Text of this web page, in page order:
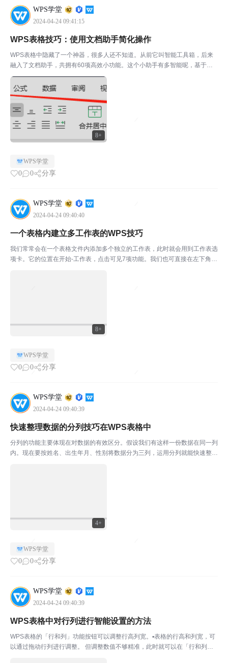
WPS学堂
2024-04-24 09:41:15
8+
WPS表格技巧：使用文档助手简化操作
WPS表格中隐藏了一个神器，很多人还不知道。从前它叫智能工具箱，后来
融入了文档助手，共拥有60项高效小功能。这个小助手有多智能呢，基于大
数据，把你最常用的一些表格小技巧汇总。从前你需要学习技巧才能掌握的一
些表格功能，以后使用小助手即可一键完成。小声说，文末...
WPS学堂
0 0 分享
WPS学堂
2024-04-24 09:40:40
8+
一个表格内建立多工作表的WPS技巧
我们常常会在一个表格文件内添加多个独立的工作表，此时就会用到工作表选
项卡。它的位置在开始-工作表，点击可见7项功能。我们也可直接在左下角单
WPS学堂
0 0 分享
WPS学堂
2024-04-24 09:40:39
4+
快速整理数据的分列技巧在WPS表格中
分列的功能主要体现在对数据的有效区分。假设我们有这样一份数据在同一列
内。现在要按姓名、出生年月、性别将数据分为三列，运用分列就能快速整理
WPS学堂
0 0 分享
WPS学堂
2024-04-24 09:40:39
WPS表格中对行列进行智能设置的方法
WPS表格的「行和列」功能按钮可以调整行高列宽。▪表格的行高和列宽，可
以通过拖动行列进行调整。 但调整数值不够精准，此时就可以在「行和列」